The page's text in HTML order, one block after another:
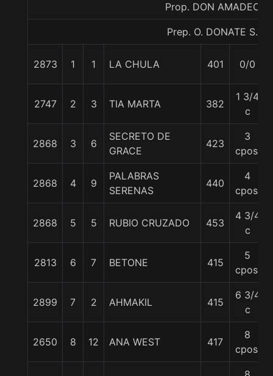
Prop. DON AMADEO
Prep. O. DONATE S.
2873 1 1 LA CHULA 401 0/0
2747 2 3 TIA MARTA 382
1 3/4
c
2868 3 6
SECRETO DE
GRACE
423
3
cpos.
2868 4 9
PALABRAS
SERENAS
440
4
cpos.
2868 5 5 RUBIO CRUZADO 453
4 3/4
c
2813 6 7 BETONE 415
5
cpos.
2899 7 2 AHMAKIL 415
6 3/4
c
2650 8 12 ANA WEST 417
8
cpos.